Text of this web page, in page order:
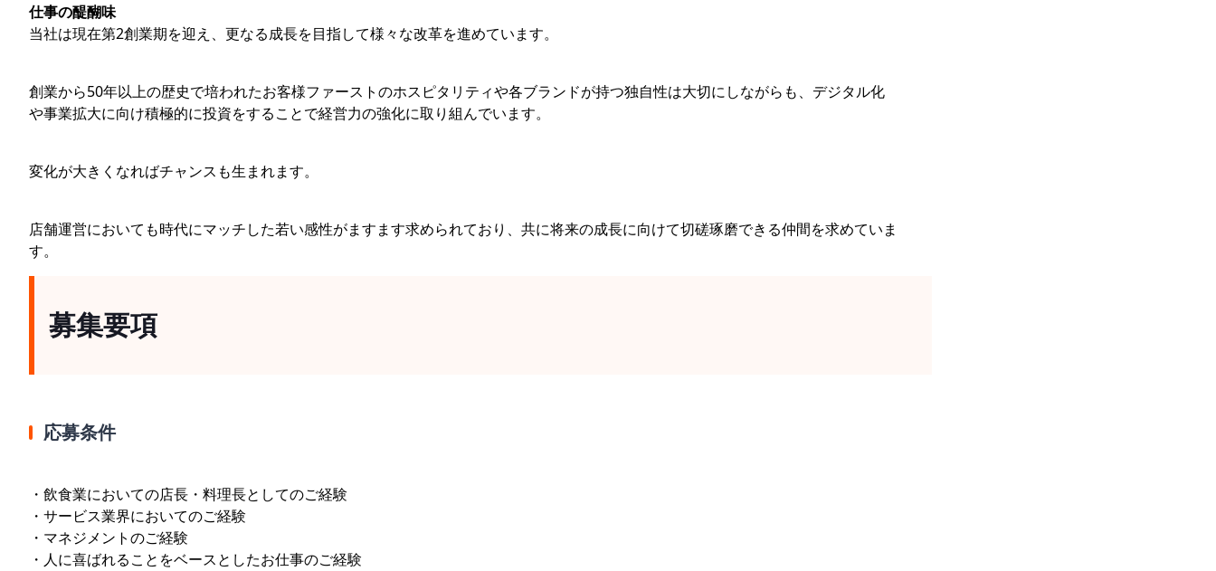
仕事の醍醐味
当社は現在第2創業期を迎え、更なる成長を目指して様々な改革を進めています。
創業から50年以上の歴史で培われたお客様ファーストのホスピタリティや各ブランドが持つ独自性は大切にしながらも、デジタル化
や事業拡大に向け積極的に投資をすることで経営力の強化に取り組んでいます。
変化が大きくなればチャンスも生まれます。
店舗運営においても時代にマッチした若い感性がますます求められており、共に将来の成長に向けて切磋琢磨できる仲間を求めていま
す。
募集要項
応募条件
・飲食業においての店長・料理長としてのご経験
・サービス業界においてのご経験
・マネジメントのご経験
・人に喜ばれることをベースとしたお仕事のご経験